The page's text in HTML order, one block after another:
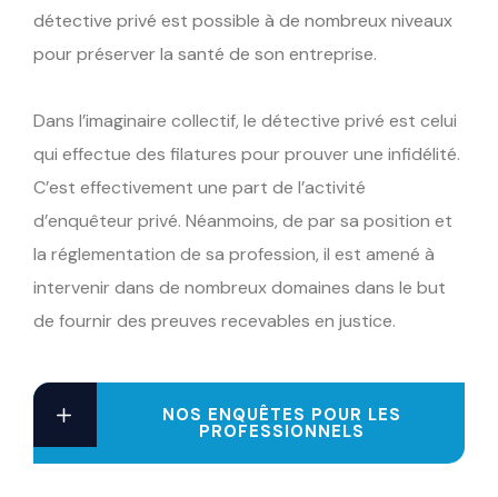
détective privé est possible à de nombreux niveaux
pour préserver la santé de son entreprise.
Dans l’imaginaire collectif, le détective privé est celui
qui effectue des filatures pour prouver une infidélité.
C’est effectivement une part de l’activité
d’enquêteur privé. Néanmoins, de par sa position et
la réglementation de sa profession, il est amené à
intervenir dans de nombreux domaines dans le but
de fournir des preuves recevables en justice.
NOS ENQUÊTES POUR LES
PROFESSIONNELS